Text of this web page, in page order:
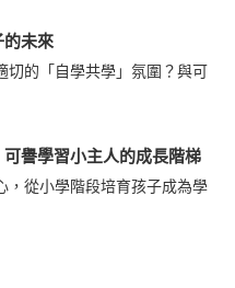
未來
切的「自學共學」氛圍？與可
譽學習小主人的成長階梯
，從小學階段培育孩子成為學